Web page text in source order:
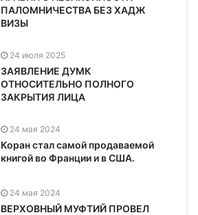
ПАЛОМНИЧЕСТВА БЕЗ ХАДЖ
ВИЗЫ
24 июля 2025
ЗАЯВЛЕНИЕ ДУМК
ОТНОСИТЕЛЬНО ПОЛНОГО
ЗАКРЫТИЯ ЛИЦА
24 мая 2024
Коран стал самой продаваемой
книгой во Франции и в США.
24 мая 2024
ВЕРХОВНЫЙ МУФТИЙ ПРОВЕЛ